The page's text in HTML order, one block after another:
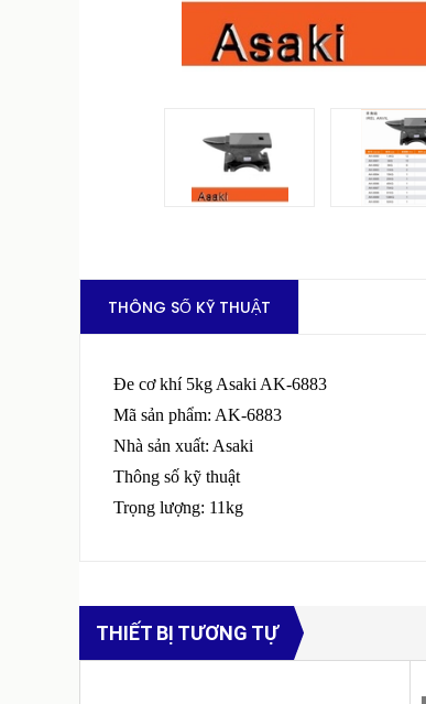
THÔNG SỐ KỸ THUẬT
Đe cơ khí 5kg Asaki AK-6883
Mã sản phẩm: AK-6883
Nhà sản xuất: Asaki
Thông số kỹ thuật
Trọng lượng: 11kg
THIẾT BỊ TƯƠNG TỰ